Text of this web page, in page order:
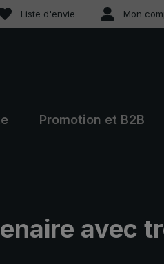
Liste d'envie Vous avez 0Mon
Promotion et B2B
avec